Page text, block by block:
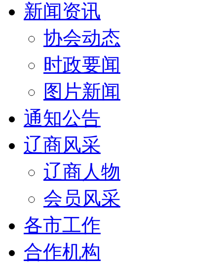
新闻资讯
协会动态
时政要闻
图片新闻
通知公告
辽商风采
辽商人物
会员风采
各市工作
合作机构